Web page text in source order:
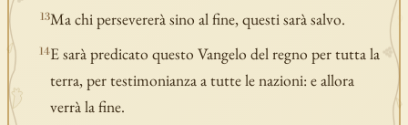
13Ma chi persevererà sino al fine, questi sarà salvo.
14E sarà predicato questo Vangelo del regno per tutta la
terra, per testimonianza a tutte le nazioni: e allora
verrà la fine.